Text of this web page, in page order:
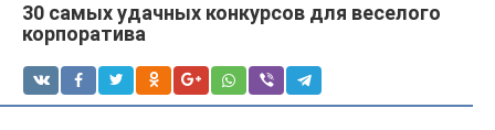
30 самых удачных конкурсов для веселого
корпоратива